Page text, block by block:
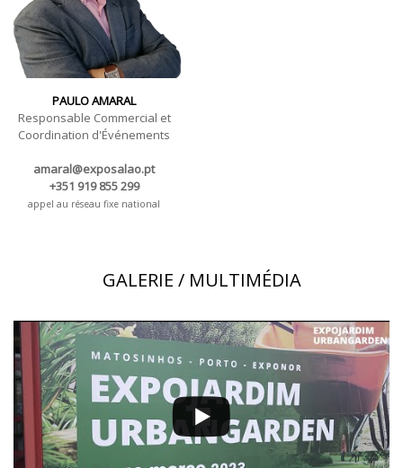
PAULO AMARAL
Responsable Commercial et
Coordination d'Événements
amaral@exposalao.pt
+351 919 855 299
appel au réseau fixe national
GALERIE / MULTIMÉDIA